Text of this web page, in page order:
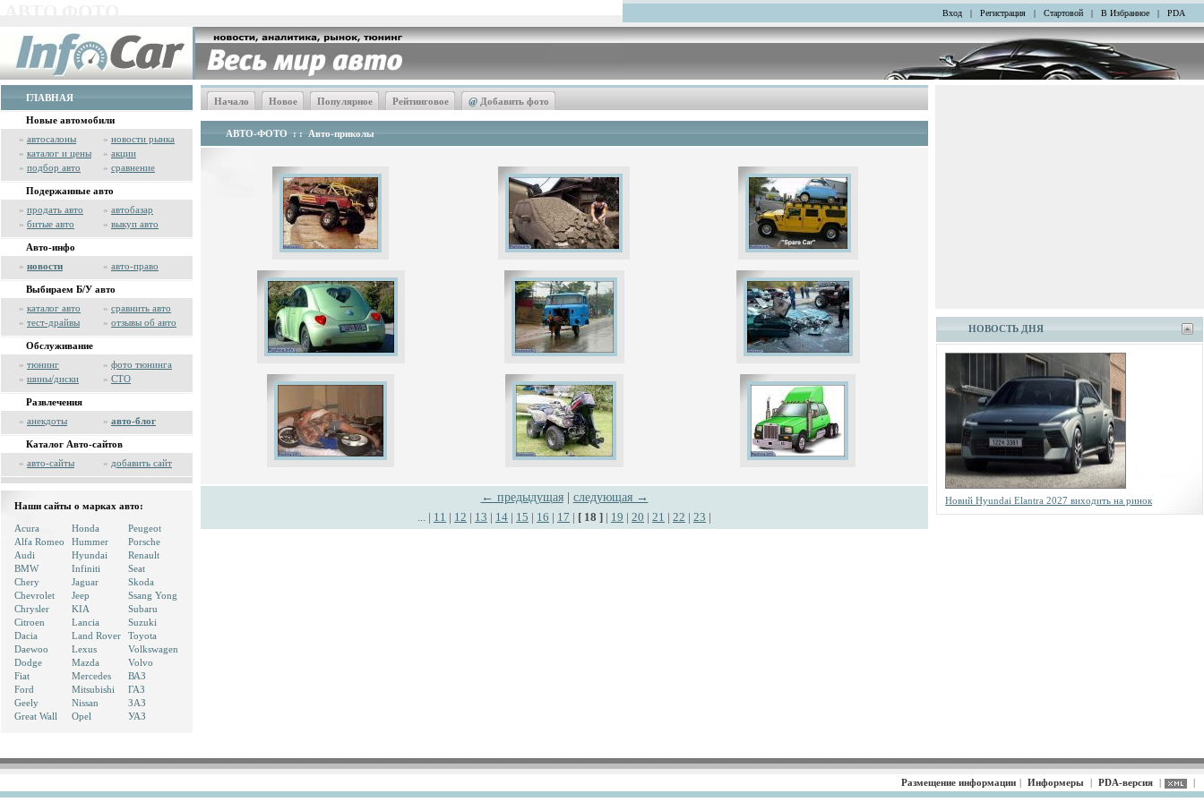
Вход | Регистрация | Стартовой | В Избранное | PDA
ГЛАВНАЯ
Новые автомобили
» автосалоны » новости рынка
» каталог и цены » акции
» подбор авто » сравнение
Подержанные авто
» продать авто » автобазар
» битые авто » выкуп авто
Авто-инфо
» новости » авто-право
Выбираем Б/У авто
» каталог авто » сравнить авто
» тест-драйвы » отзывы об авто
Обслуживание
» тюнинг » фото тюнинга
» шины/диски » СТО
Развлечения
» анекдоты » авто-блог
Каталог Авто-сайтов
» авто-сайты » добавить сайт
Наши сайты о марках авто:
Acura
Alfa Romeo
Audi
BMW
Chery
Chevrolet
Chrysler
Citroen
Dacia
Daewoo
Dodge
Fiat
Ford
Geely
Great Wall
Honda
Hummer
Hyundai
Infiniti
Jaguar
Jeep
KIA
Lancia
Land Rover
Lexus
Mazda
Mercedes
Mitsubishi
Nissan
Opel
Peugeot
Porsche
Renault
Seat
Skoda
Ssang Yong
Subaru
Suzuki
Toyota
Volkswagen
Volvo
ВАЗ
ГАЗ
ЗАЗ
УАЗ
Начало Новое Популярное Рейтинговое @ Добавить фото
АВТО-ФОТО : : Авто-приколы
← предыдущая| следующая →
... | 11 | 12 | 13 | 14 | 15 | 16 | 17 | [ 18 ] | 19 | 20 | 21 | 22 | 23 |
НОВОСТЬ ДНЯ
Новий Hyundai Elantra 2027 виходить на ринок
Размещение информации | Информеры | PDA-версия | |